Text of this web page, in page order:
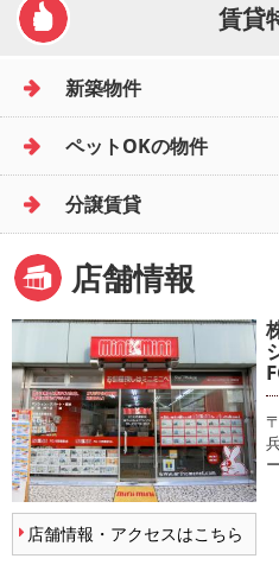
賃貸
新築物件
ペットOKの物件
分譲賃貸
店舗情報
店舗情報・アクセスはこちら